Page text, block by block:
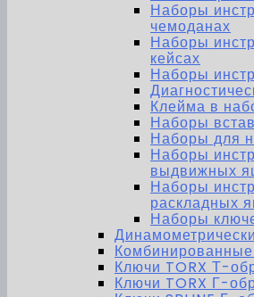
Наборы
чемоданах
Наборы
кейсах
Наборы
Клейма в
Наборы
Наборы для
Наборы
выдвижных
Наборы
раскладных
Наборы
Ключи TORX Т-
Ключи TORX Г-